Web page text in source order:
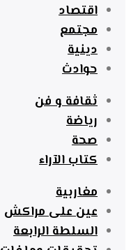
اقتصاد
مجتمع
دينية
حوادث
ثقافة و فن
رياضة
صحة
كتاب الآراء
مغاربية
عين على مراكش
السلطة الرابعة